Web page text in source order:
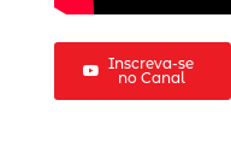
Inscreva-se
no Canal